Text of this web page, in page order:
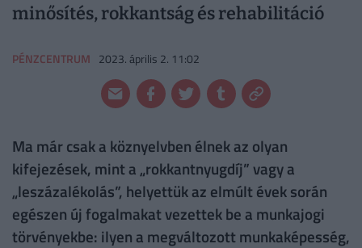
minősítés, rokkantság és rehabilitáció
PÉNZCENTRUM 2023. április 2. 11:02
Ma már csak a köznyelvben élnek az olyan
kifejezések, mint a „rokkantnyugdíj” vagy a
„leszázalékolás”, helyettük az elmúlt évek során
egészen új fogalmakat vezettek be a munkajogi
törvényekbe: ilyen a megváltozott munkaképesség,